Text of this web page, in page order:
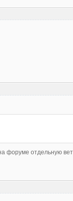
форуме отдельную